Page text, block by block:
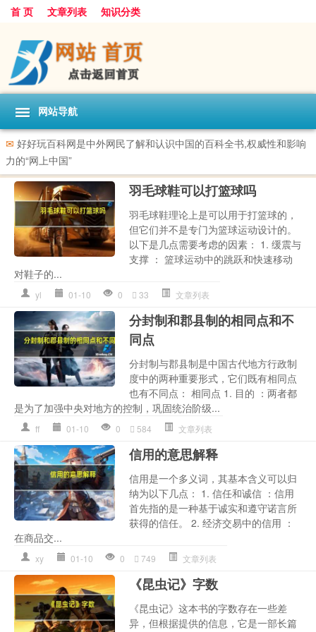
首 页 文章列表 知识分类
网站导航
✉ 好好玩百科网是中外网民了解和认识中国的百科全书,权威性和影响
力的“网上中国”
羽毛球鞋可以打篮球吗
羽毛球鞋理论上是可以用于打篮球的，
但它们并不是专门为篮球运动设计的。
以下是几点需要考虑的因素： 1. 缓震与
支撑 ： 篮球运动中的跳跃和快速移动
对鞋子的...
yl 01-10 0 33 文章列表
分封制和郡县制的相同点和不
同点
分封制与郡县制是中国古代地方行政制
度中的两种重要形式，它们既有相同点
也有不同点： 相同点 1. 目的 ：两者都
是为了加强中央对地方的控制，巩固统治阶级...
ff 01-10 0 584 文章列表
信用的意思解释
信用是一个多义词，其基本含义可以归
纳为以下几点： 1. 信任和诚信 ：信用
首先指的是一种基于诚实和遵守诺言所
获得的信任。 2. 经济交易中的信用 ：
在商品交...
xy 01-10 0 749 文章列表
《昆虫记》字数
《昆虫记》这本书的字数存在一些差
异，但根据提供的信息，它是一部长篇